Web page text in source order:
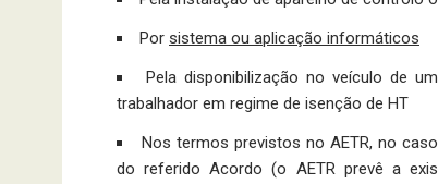
Por sistema ou aplicação informáticos
Pela disponibilização no veículo de
trabalhador em regime de isenção de HT
Nos termos previstos no AETR, no
do referido Acordo (o AETR pre­vê a